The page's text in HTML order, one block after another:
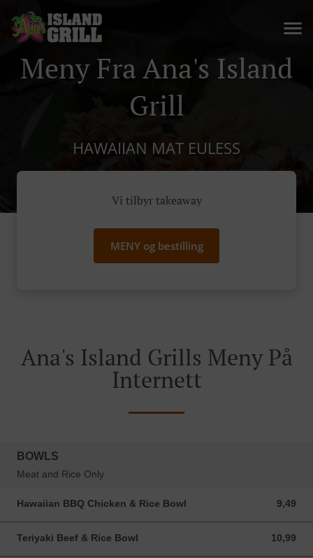
Meny Fra Ana's Island
Grill
HAWAIIAN MAT EULESS
Vi tilbyr takeaway
MENY og bestilling
Ana's Island Grills Meny På
Internett
BOWLS
Meat and Rice Only
Hawaiian BBQ Chicken & Rice Bowl 9,49
9,49 USD
Teriyaki Beef & Rice Bowl 10,99
10,99 USD